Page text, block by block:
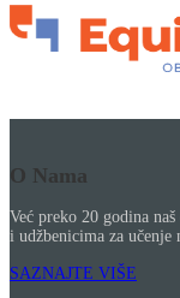
O Nama
Već preko 20 godina
i udžbenicima za
SAZNAJTE VIŠE